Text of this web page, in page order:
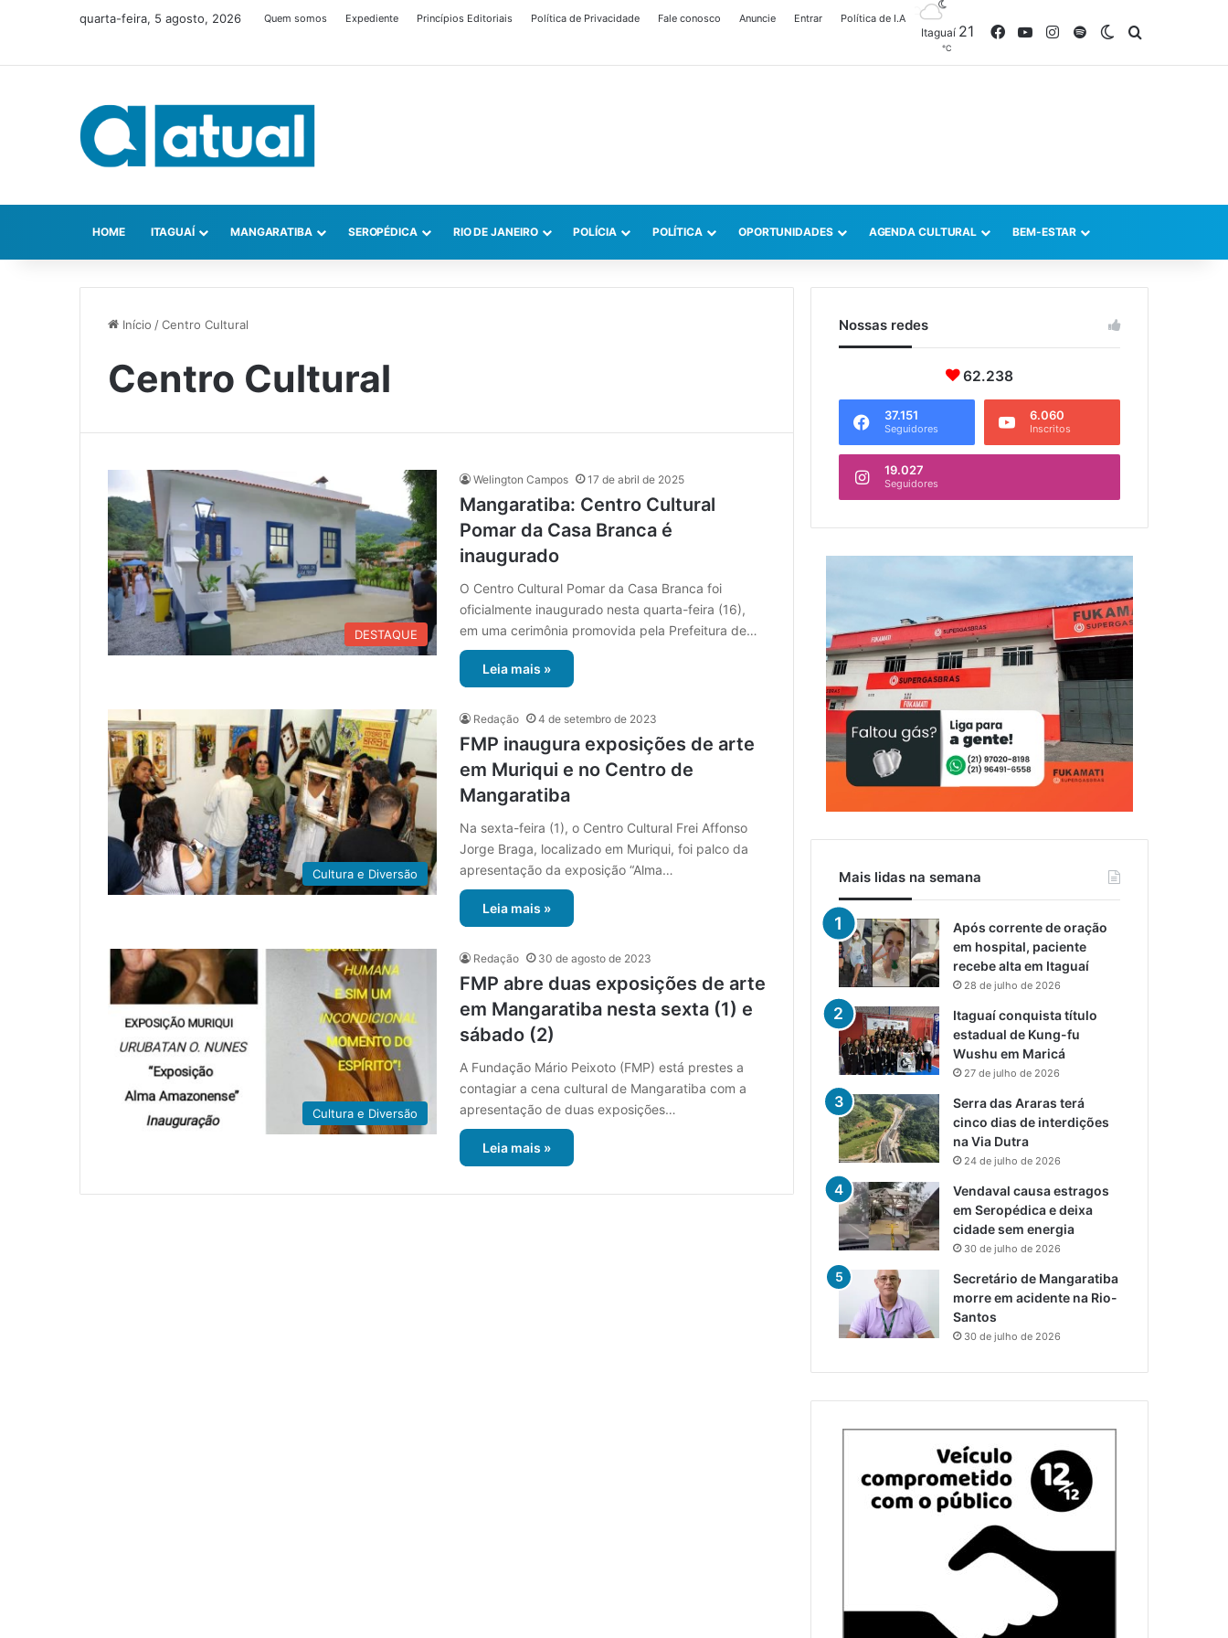
quarta-feira, 5 agosto, 2026 Quem somos Expediente Princípios Editoriais Política de Privacidade Fale conosco Anuncie Entrar Política de I.A
Itaguaí 21
℃
FacebookYouTubeInstagram
SpotifySwitch skin
HOME ITAGUAÍ MANGARATIBA SEROPÉDICA RIO DE JANEIRO POLÍCIA POLÍTICA OPORTUNIDADES AGENDA CULTURAL BEM-ESTAR
Início /Centro Cultural
Centro Cultural
DESTAQUE
Welington Campos 17 de abril de 2025
Mangaratiba: Centro Cultural
Pomar da Casa Branca é
inaugurado
O Centro Cultural Pomar da Casa Branca foi
oficialmente inaugurado nesta quarta-feira (16),
em uma cerimônia promovida pela Prefeitura de…
Leia mais »
Cultura e Diversão
Redação 4 de setembro de 2023
FMP inaugura exposições de arte
em Muriqui e no Centro de
Mangaratiba
Na sexta-feira (1), o Centro Cultural Frei Affonso
Jorge Braga, localizado em Muriqui, foi palco da
apresentação da exposição “Alma…
Leia mais »
Cultura e Diversão
Redação 30 de agosto de 2023
FMP abre duas exposições de arte
em Mangaratiba nesta sexta (1) e
sábado (2)
A Fundação Mário Peixoto (FMP) está prestes a
contagiar a cena cultural de Mangaratiba com a
apresentação de duas ​​exposições…
Leia mais »
Nossas redes
62.238
37.151
Seguidores
6.060
Inscritos
19.027
Seguidores
Mais lidas na semana
Após corrente de oração
em hospital, paciente
recebe alta em Itaguaí
28 de julho de 2026
Itaguaí conquista título
estadual de Kung-fu
Wushu em Maricá
27 de julho de 2026
Serra das Araras terá
cinco dias de interdições
na Via Dutra
24 de julho de 2026
Vendaval causa estragos
em Seropédica e deixa
cidade sem energia
30 de julho de 2026
Secretário de Mangaratiba
morre em acidente na Rio-
Santos
30 de julho de 2026